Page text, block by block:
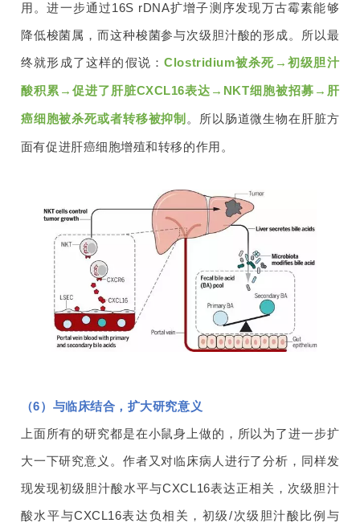
用。进一步通过16S rDNA扩增子测序发现万古霉素能够
降低梭菌属，而这种梭菌参与次级胆汁酸的形成。所以最
终就形成了这样的假说：Clostridium被杀死→初级胆汁
酸积累→促进了肝脏CXCL16表达→NKT细胞被招募→肝
癌细胞被杀死或者转移被抑制 。所以肠道微生物在肝脏方
面有促进肝癌细胞增殖和转移的作用。
（6）与临床结合，扩大研究意义
上面所有的研究都是在小鼠身上做的，所以为了进一步扩
大一下研究意义。作者又对临床病人进行了分析，同样发
现发现初级胆汁酸水平与CXCL16表达正相关，次级胆汁
酸水平与CXCL16表达负相关，初级/次级胆汁酸比例与